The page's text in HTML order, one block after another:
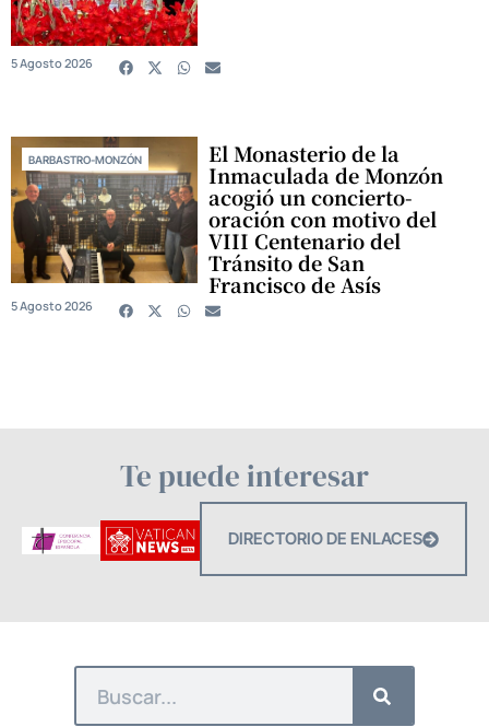
5 Agosto 2026
BARBASTRO-MONZÓN El Monasterio de la
Inmaculada de Monzón
acogió un concierto-
oración con motivo del
VIII Centenario del
Tránsito de San
Francisco de Asís
5 Agosto 2026
Te puede interesar
DIRECTORIO DE ENLACES